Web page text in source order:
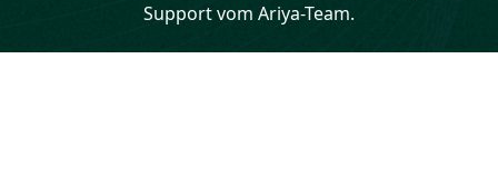
Support vom Ariya-Team.